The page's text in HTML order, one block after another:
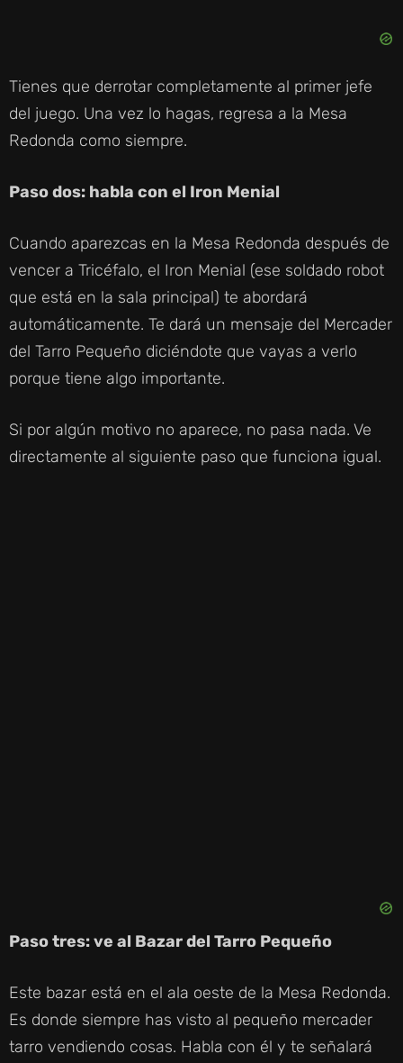
Tienes que derrotar completamente al primer jefe
del juego. Una vez lo hagas, regresa a la Mesa
Redonda como siempre.
Paso dos: habla con el Iron Menial
Cuando aparezcas en la Mesa Redonda después de
vencer a Tricéfalo, el Iron Menial (ese soldado robot
que está en la sala principal) te abordará
automáticamente. Te dará un mensaje del Mercader
del Tarro Pequeño diciéndote que vayas a verlo
porque tiene algo importante.
Si por algún motivo no aparece, no pasa nada. Ve
directamente al siguiente paso que funciona igual.
Paso tres: ve al Bazar del Tarro Pequeño
Este bazar está en el ala oeste de la Mesa Redonda.
Es donde siempre has visto al pequeño mercader
tarro vendiendo cosas. Habla con él y te señalará